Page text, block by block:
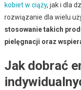
kobiet w ciąży, jak i dla
rozwiązanie dla wielu
stosowanie takich
pielęgnacji oraz
Jak dobrać